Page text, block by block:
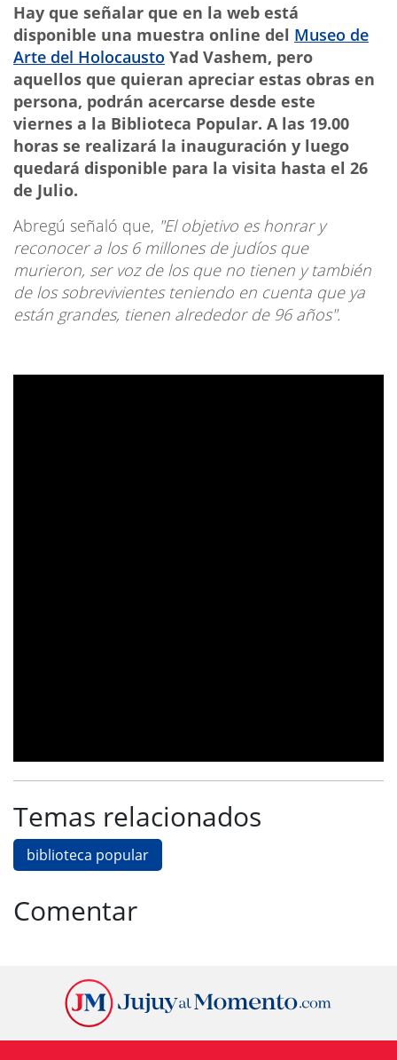
Hay que señalar que en la web está
disponible una muestra online del Museo de
Arte del Holocausto Yad Vashem, pero
aquellos que quieran apreciar estas obras en
persona, podrán acercarse desde este
viernes a la Biblioteca Popular. A las 19.00
horas se realizará la inauguración y luego
quedará disponible para la visita hasta el 26
de Julio.
Abregú señaló que, "El objetivo es honrar y
reconocer a los 6 millones de judíos que
murieron, ser voz de los que no tienen y también
de los sobrevivientes teniendo en cuenta que ya
están grandes, tienen alrededor de 96 años".
Temas relacionados
biblioteca popular
Comentar